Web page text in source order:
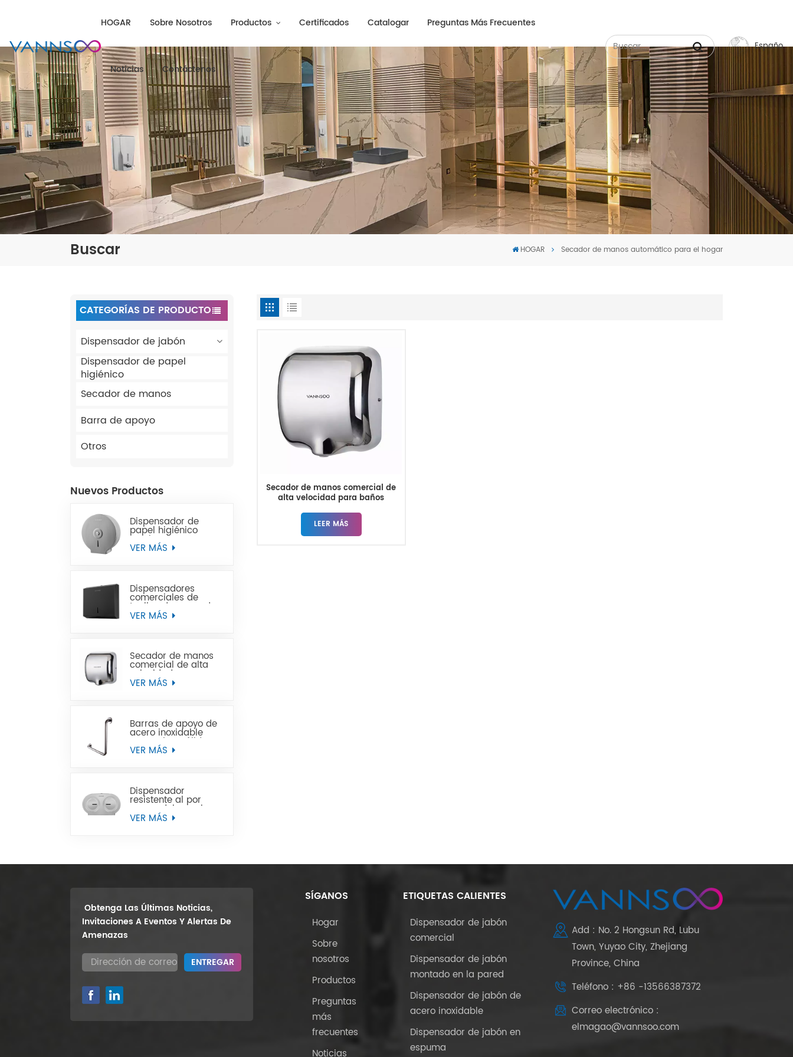
HOGAR Sobre Nosotros Productos Certificados Catalogar Preguntas Más Frecuentes
Noticias Contáctenos
Español
English
Русский
Español
中文
Buscar HOGAR Secador de manos automático para el hogar
CATEGORÍAS DE PRODUCTO
Dispensador de jabón
Dispensador de papel
higiénico
Secador de manos
Barra de apoyo
Otros
Nuevos Productos
Dispensador de
papel higiénico
Jumbo de acero
inoxidable para
VER MÁS
Dispensadores
comerciales de
toallas de mano de
papel negro de
VER MÁS
Secador de manos
comercial de alta
velocidad para
baños
VER MÁS
Barras de apoyo de
acero inoxidable
para minusválidos
VER MÁS
Dispensador
resistente al por
mayor del papel
higiénico del rollo
VER MÁS
Secador de manos comercial de
alta velocidad para baños
LEER MÁS
Obtenga Las Últimas Noticias,
Invitaciones A Eventos Y Alertas De
Amenazas
SÍGANOS
Hogar
Sobre
nosotros
Productos
Preguntas
más
frecuentes
Noticias
ETIQUETAS CALIENTES
Dispensador de jabón
comercial
Dispensador de jabón
montado en la pared
Dispensador de jabón de
acero inoxidable
Dispensador de jabón en
espuma
Add : No. 2 Hongsun Rd, Lubu
Town, Yuyao City, Zhejiang
Province, China
Teléfono : +86 -13566387372
Correo electrónico :
elmagao@vannsoo.com